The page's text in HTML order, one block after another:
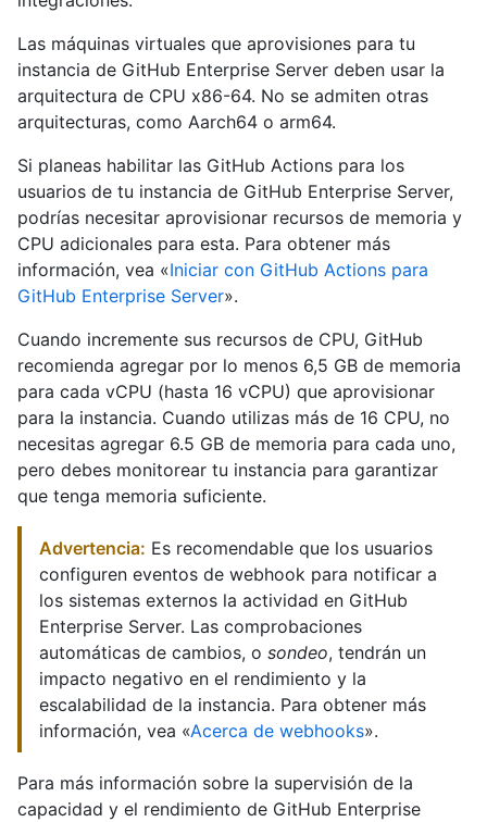
Las máquinas virtuales que aprovisiones para tu
instancia de GitHub Enterprise Server deben usar la
arquitectura de CPU x86-64. No se admiten otras
arquitecturas, como Aarch64 o arm64.
Si planeas habilitar las GitHub Actions para los
usuarios de tu instancia de GitHub Enterprise Server,
podrías necesitar aprovisionar recursos de memoria y
CPU adicionales para esta. Para obtener más
información, vea «Iniciar con GitHub Actions para
GitHub Enterprise Server».
Cuando incremente sus recursos de CPU, GitHub
recomienda agregar por lo menos 6,5 GB de memoria
para cada vCPU (hasta 16 vCPU) que aprovisionar
para la instancia. Cuando utilizas más de 16 CPU, no
necesitas agregar 6.5 GB de memoria para cada uno,
pero debes monitorear tu instancia para garantizar
que tenga memoria suficiente.
Advertencia: Es recomendable que los usuarios
configuren eventos de webhook para notificar a
los sistemas externos la actividad en GitHub
Enterprise Server. Las comprobaciones
automáticas de cambios, o sondeo, tendrán un
impacto negativo en el rendimiento y la
escalabilidad de la instancia. Para obtener más
información, vea «Acerca de webhooks».
Para más información sobre la supervisión de la
capacidad y el rendimiento de GitHub Enterprise